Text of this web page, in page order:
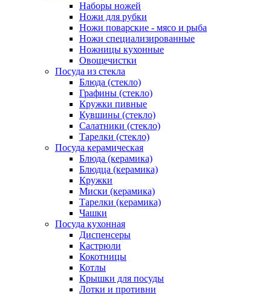
Наборы ножей
Ножи для рубки
Ножи поварские - мясо и рыба
Ножи специализированные
Ножницы кухонные
Овощечистки
Посуда из стекла
Блюда (стекло)
Графины (стекло)
Кружки пивные
Кувшины (стекло)
Салатники (стекло)
Тарелки (стекло)
Посуда керамическая
Блюда (керамика)
Блюдца (керамика)
Кружки
Миски (керамика)
Тарелки (керамика)
Чашки
Посуда кухонная
Диспенсеры
Кастрюли
Кокотницы
Котлы
Крышки для посуды
Лотки и противни